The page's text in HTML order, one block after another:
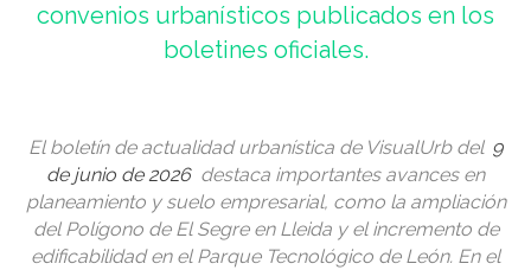
convenios urbanísticos publicados en los
boletines oficiales.
El boletín de actualidad urbanística de VisualUrb del 9
de junio de 2026 destaca importantes avances en
planeamiento y suelo empresarial, como la ampliación
del Polígono de El Segre en Lleida y el incremento de
edificabilidad en el Parque Tecnológico de León. En el